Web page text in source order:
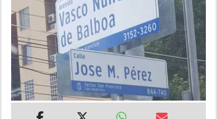
DEPORTES
MUNDO
INSÓLITAS
MULTIMEDIA